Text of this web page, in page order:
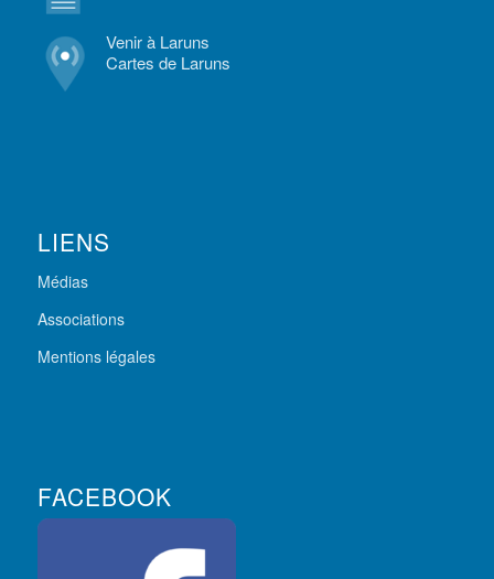
Venir à Laruns
Cartes de Laruns
LIENS
Médias
Associations
Mentions légales
FACEBOOK